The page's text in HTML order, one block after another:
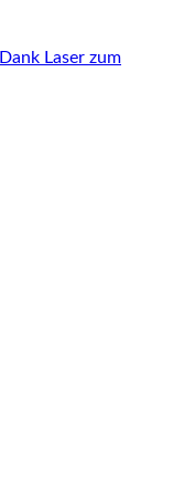
Dank Laser zum